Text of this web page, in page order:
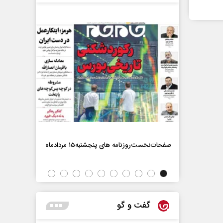
صفحات‌نخست‌روزنامه ها‌ی پنجشنبه‌۱۵ مردادماه
گفت و گو